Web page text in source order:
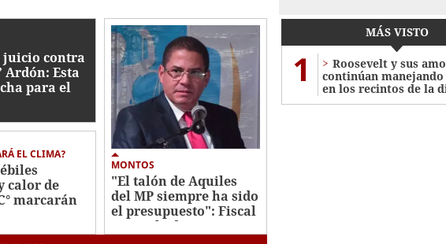
juicio contra
Ardón: Esta
para el
EL CLIMA?
calor de
marcarán
MONTOS
"El talón de Aquiles
del MP siempre ha sido
el presupuesto": Fiscal
general adjunto
MÁS VISTO
1
Roosevelt y sus
continúan
en los recintos de la